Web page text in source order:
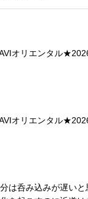
オリエンタル
オリエンタル
は呑み込みが遅いと